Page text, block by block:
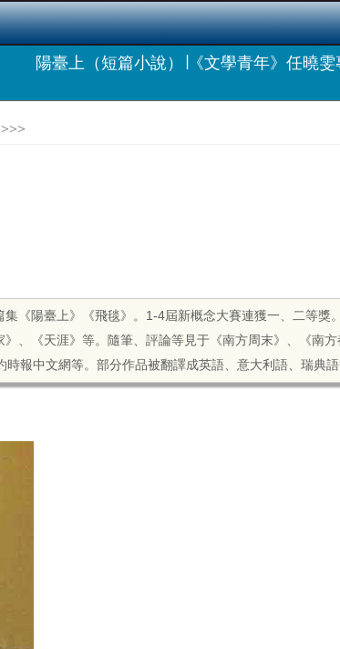
陽臺上（短篇小說）∣《文學青年》任曉雯
>>>
《陽臺上》《飛毯》。 1-4屆新概念大賽連獲一、二等獎
、《天涯》等。隨筆、評論等見于《南方周末》、《南
時報中文網等。部分作品被翻譯成英語、意大利語、瑞典語